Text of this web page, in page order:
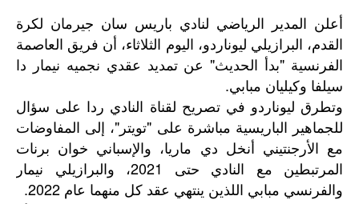
أعلن المدير الرياضي لنادي باريس سان جيرمان لكرة
القدم، البرازيلي ليوناردو، اليوم الثلاثاء، أن فريق العاصمة
الفرنسية "بدأ الحديث" عن تمديد عقدي نجميه نيمار دا
سيلفا وكيليان مبابي.
وتطرق ليوناردو في تصريح لقناة النادي ردا على سؤال
للجماهير الباريسية مباشرة على "تويتر"، إلى المفاوضات
مع الأرجنتيني أنخل دي ماريا، والإسباني خوان برنات
المرتبطين مع النادي حتى 2021، والبرازيلي نيمار
والفرنسي مبابي اللذين ينتهي عقد كل منهما عام 2022.